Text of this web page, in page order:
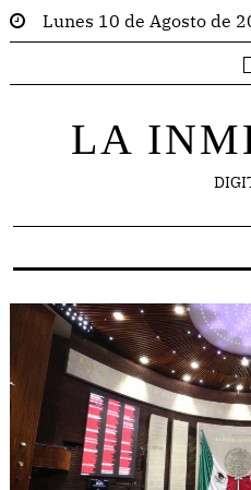
Lunes 10 de Agosto de
LA